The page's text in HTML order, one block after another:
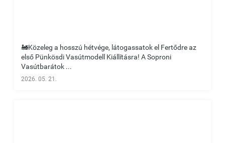
🚂Közeleg a hosszú hétvége, látogassatok el Fertődre az
első Pünkösdi Vasútmodell Kiállításra! A Soproni
Vasútbarátok ...
2026. 05. 21.